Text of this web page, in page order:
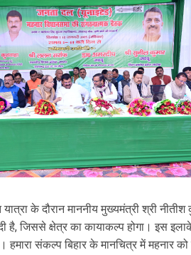
के दौरान माननीय मुख्यमंत्री श्री
है, जिससे क्षेत्र का कायाकल्प होगा। इस
हमारा संकल्प बिहार के मानचित्र में महनार